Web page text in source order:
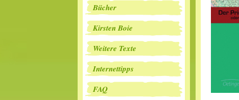
Bücher
Kirsten Boie
Weitere Texte
Internettipps
FAQ